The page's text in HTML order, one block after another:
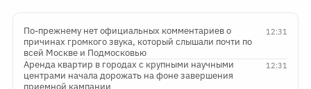
12:31
По-прежнему нет официальных комментариев о
причинах громкого звука, который слышали почти по
всей Москве и Подмосковью
12:31
Аренда квартир в городах с крупными научными
центрами начала дорожать на фоне завершения